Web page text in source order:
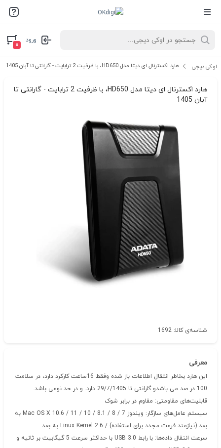
ورود
۰
اوکی دیجی هارد اکسترنال ای دیتا مدل HD650، با ظرفیت 2 ترابایت - گارانتی تا آبان 1405
هارد اکسترنال ای دیتا مدل HD650، با ظرفیت 2 ترابایت - گارانتی تا
آبان 1405
شناسه‌ی کالا: 1692
معرفی
این هارد بخاطر انتقال اطلاعات باز شده وفقط 16ساعت کارکرد دارد، در سلامت
100 در صد می باشدو گارانتی تا 29/7/1405 دارد. و در حد نومی باشد.
قابلیت‌های مقاومتی: مقاوم در برابر شوک
سیستم‌ عامل‌های سازگار:
ویندوز 7 / 8 / 8.1 / 10 / 11 / Mac OS X 10.6 به
بعد (نیازمند فرمت مجدد برای استفاده) / Linux Kernel 2.6 به بعد
سرعت انتقال داده‌ها:
با رابط USB 3.0 با حداکثر سرعت 5 گیگابیت بر ثانیه و